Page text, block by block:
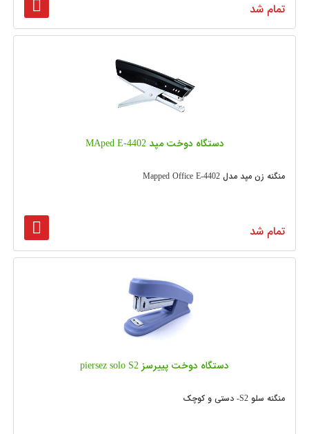
تمام شد
دستگاه دوخت مپد MAped E-4402
منگنه زن مپد مدل Mapped Office E-4402
تمام شد
دستگاه دوخت پییرسز piersez solo S2
منگنه سلو S2- دستی و کوچک